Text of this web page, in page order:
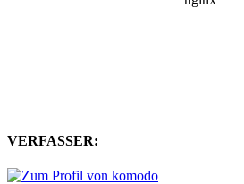
VERFASSER: